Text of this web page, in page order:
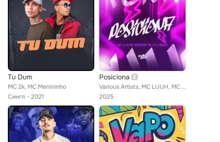
Tu Dum
MC 2k, MC Menininho
Сингл
2021
Posiciona
Various Artists, MC LUUH, MC Menininho, Mc 2k, Skorps
2025